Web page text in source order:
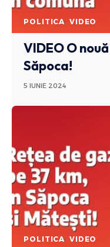
POLITICA VIDEO
VIDEO O
Săpoca!
5 IUNIE 2024
POLITICA VIDEO